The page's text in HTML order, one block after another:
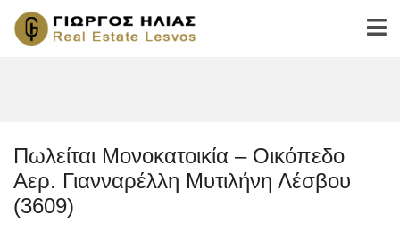
Πωλείται Μονοκατοικία – Οικόπεδο
Αερ. Γιανναρέλλη Μυτιλήνη Λέσβου
(3609)